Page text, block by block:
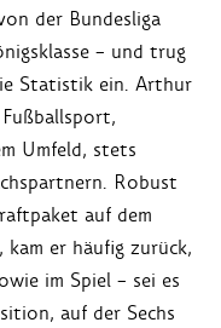
der Bundesliga
– und trug
Statistik ein. Arthur
Umfeld, stets
Robust
auf dem
kam er häufig zurück,
im Spiel – sei es
auf der Sechs